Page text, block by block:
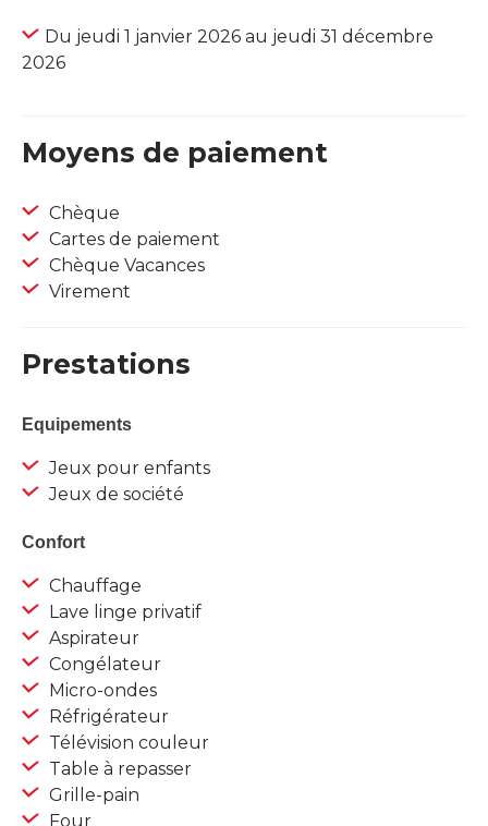
Du jeudi 1 janvier 2026 au jeudi 31 décembre
2026
Moyens de paiement
Chèque
Cartes de paiement
Chèque Vacances
Virement
Prestations
Equipements
Jeux pour enfants
Jeux de société
Confort
Chauffage
Lave linge privatif
Aspirateur
Congélateur
Micro-ondes
Réfrigérateur
Télévision couleur
Table à repasser
Grille-pain
Four